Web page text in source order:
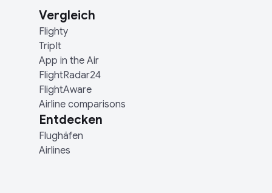
Vergleich
Flighty
TripIt
App in the Air
FlightRadar24
FlightAware
Airline comparisons
Entdecken
Flughäfen
Airlines